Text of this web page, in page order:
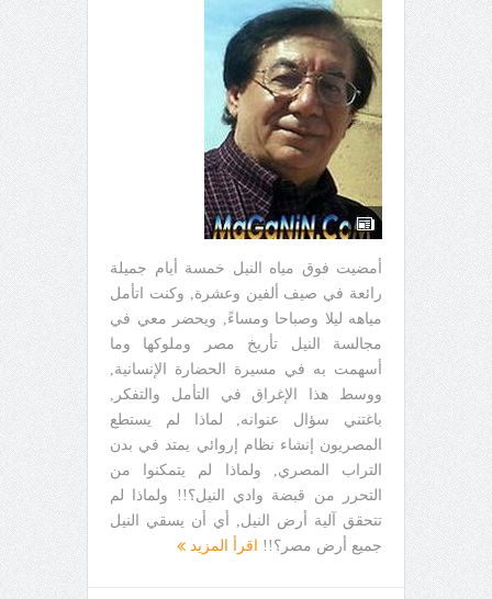
أمضيت فوق مياه النيل خمسة أيام جميلة
رائعة في صيف ألفين وعشرة, وكنت اتأمل
مياهه ليلا وصباحا ومساءً, ويحضر معي في
مجالسة النيل تأريخ مصر وملوكها وما
أسهمت به في مسيرة الحضارة الإنسانية,
ووسط هذا الإغراق في التأمل والتفكر,
باغتني سؤال عنوانه, لماذا لم يستطع
المصريون إنشاء نظام إروائي يمتد في بدن
التراب المصري, ولماذا لم يتمكنوا من
التحرر من قبضة وادي النيل؟!! ولماذا لم
تتحقق آلية أرض النيل, أي أن يسقي النيل
جميع أرض مصر؟!!
اقرأ المزيد